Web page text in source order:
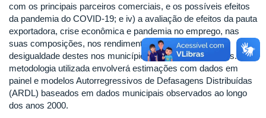
com os principais parceiros comerciais, e os possíveis efeitos
da pandemia do COVID-19; e iv) a avaliação de efeitos da pauta
exportadora, crise econômica e pandemia no emprego, nas
suas composições, nos rendimentos do trabalho e na
desigualdade destes nos municípios mineiros e brasileiros. A
metodologia utilizada envolverá estimações com dados em
painel e modelos Autorregressivos de Defasagens Distribuídas
(ARDL) baseados em dados municipais observados ao longo
dos anos 2000.